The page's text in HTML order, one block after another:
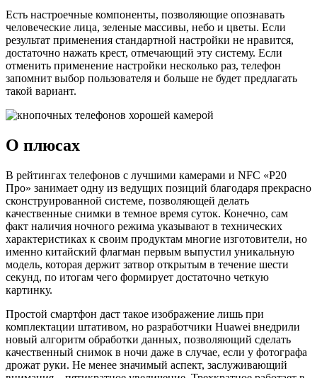
Есть настроечные компоненты, позволяющие опознавать
человеческие лица, зеленые массивы, небо и цветы. Если
результат применения стандартной настройки не нравится,
достаточно нажать крест, отмечающий эту систему. Если
отменить применение настройки несколько раз, телефон
запомнит выбор пользователя и больше не будет предлагать
такой вариант.
О плюсах
В рейтингах телефонов с лучшими камерами и NFC «Р20
Про» занимает одну из ведущих позиций благодаря прекрасно
сконструированной системе, позволяющей делать
качественные снимки в темное время суток. Конечно, сам
факт наличия ночного режима указывают в технических
характеристиках к своим продуктам многие изготовители, но
именно китайский флагман первым выпустил уникальную
модель, которая держит затвор открытым в течение шести
секунд, по итогам чего формирует достаточно четкую
картинку.
Простой смартфон даст такое изображение лишь при
комплектации штативом, но разработчики Huawei внедрили
новый алгоритм обработки данных, позволяющий сделать
качественный снимок в ночи даже в случае, если у фотографа
дрожат руки. Не менее значимый аспект, заслуживающий